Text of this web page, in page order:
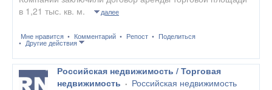
в 1,21 тыс. кв. м.
далее
Мне нравится Комментарий Репост Поделиться
Другие действия
Российская недвижимость / Торговая
недвижимость • Российская недвижимость